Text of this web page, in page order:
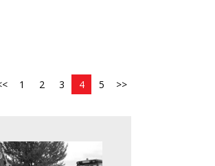
1 2 3 4 5 >>